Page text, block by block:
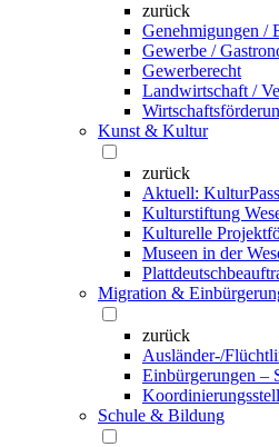
zurück
Genehmigungen /
Gewerbe /
Gewerberecht
Landwirtschaft /
Kunst & Kultur
zurück
Aktuell: KulturPass
Kulturstiftung
Kulturelle
Museen in der
Migration &
zurück
Ausländer-/
Einbürgerungen –
Schule & Bildung